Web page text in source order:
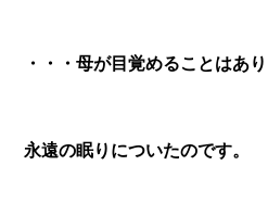
・・・母が目覚めることはあ
永遠の眠りについたのです。